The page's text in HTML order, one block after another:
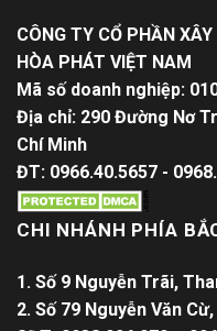
CÔNG TY CỔ PHẦN
HÒA PHÁT VIỆT NAM
Mã số doanh nghiệp:
Địa chỉ: 290 Đường Nơ
Chí Minh
ĐT: 0966.40.5657 -
CHI NHÁNH PHÍA
1. Số 9 Nguyễn Trãi,
2. Số 79 Nguyễn Văn